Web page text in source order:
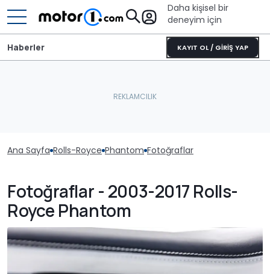
Daha kişisel bir
deneyim için
KAYIT OL / GİRİŞ YAP
Haberler
Ana Sayfa Rolls-Royce Phantom Fotoğraflar
Fotoğraflar - 2003-2017 Rolls-
Royce Phantom